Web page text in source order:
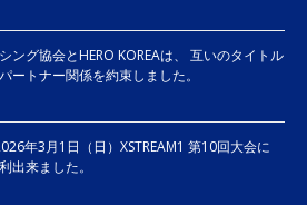
ング協会とHERO KOREAは、 互いのタイトル
ートナー関係を約束しました。
年3月1日（日）XSTREAM1 第10回大会に
出来ました。